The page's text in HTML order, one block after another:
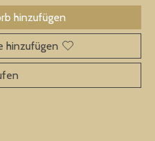
hinzufügen
hinzufügen